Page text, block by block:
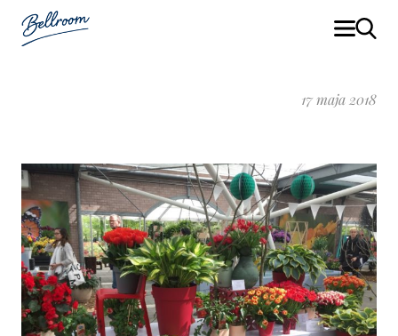
17 maja 2018